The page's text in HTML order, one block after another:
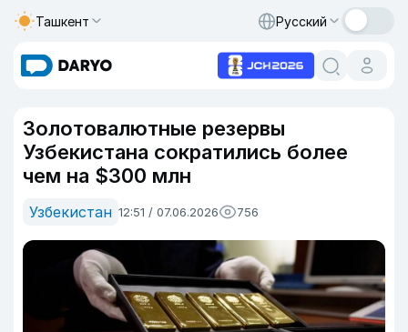
Ташкент Русский
Золотовалютные резервы
Узбекистана сократились более
чем на $300 млн
Узбекистан 12:51 / 07.06.2026 756